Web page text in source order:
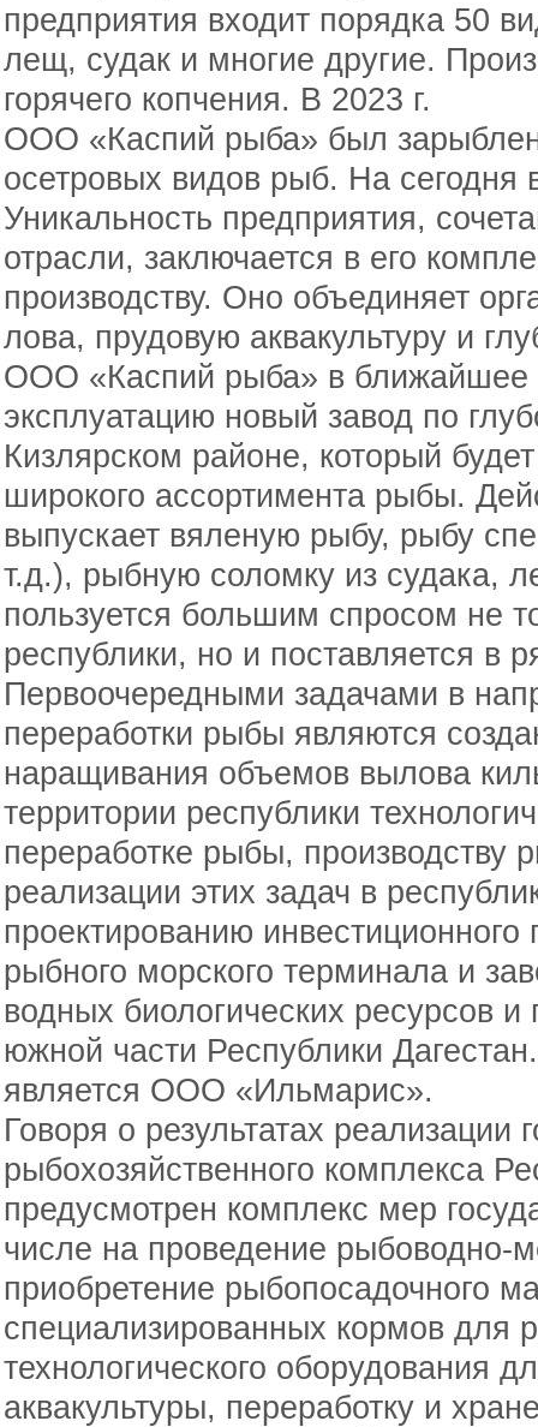
предприятия входит порядка 50
лещ, судак и многие другие.
горячего копчения. В 2023 г.
ООО «Каспий рыба» был
осетровых видов рыб. На
Уникальность предприятия,
отрасли, заключается в его
производству. Оно объединяет
лова, прудовую аквакультуру и
ООО «Каспий рыба» в ближайшее
эксплуатацию новый завод по
Кизлярском районе, который
широкого ассортимента рыбы.
выпускает вяленую рыбу, рыбу
т.д.), рыбную соломку из судака,
пользуется большим спросом не
республики, но и поставляется в
Первоочередными задачами в
переработки рыбы являются
наращивания объемов вылова
территории республики
переработке рыбы, производству
реализации этих задач в
проектированию инвестиционного
рыбного морского терминала и
водных биологических ресурсов
южной части Республики
является ООО «Ильмарис».
Говоря о результатах реализации
рыбохозяйственного комплекса
предусмотрен комплекс мер
числе на проведение рыбоводно-
приобретение рыбопосадочного
специализированных кормов для
технологического оборудования
аквакультуры, переработку и